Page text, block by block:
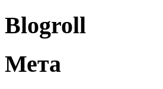
Blogroll
Мета